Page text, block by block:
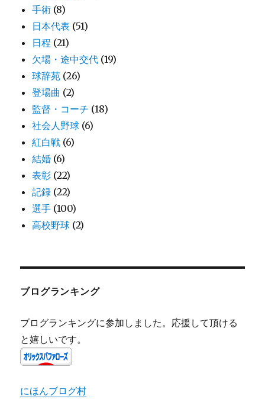
手術 (8)
日本代表 (51)
日程 (21)
欠場・途中交代 (19)
球辞苑 (26)
登場曲 (2)
監督・コーチ (18)
社会人野球 (6)
紅白戦 (6)
結婚 (6)
表彰 (22)
記録 (22)
選手 (100)
高校野球 (2)
ブログランキング
ブログランキングに参加しました。応援して頂ける
と嬉しいです。
にほんブログ村